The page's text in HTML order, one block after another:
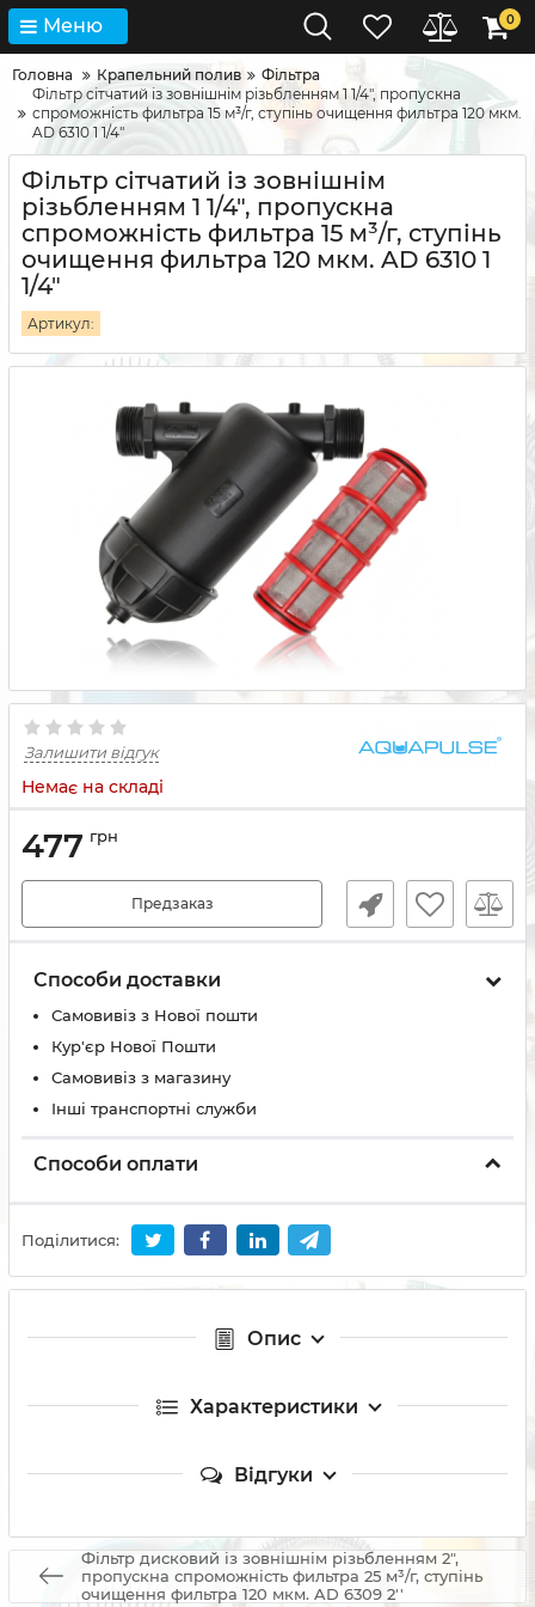
Меню 0
Головна Крапельний полив
Фільтра
Фільтр сітчатий із зовнішнім різьбленням 1 1/4", пропускна
спроможність фильтра 15 м³/г, ступінь очищення фильтра 120 мкм.
AD 6310 1 1/4"
Фільтр сітчатий із зовнішнім
різьбленням 1 1/4", пропускна
спроможність фильтра 15 м³/г, ступінь
очищення фильтра 120 мкм. AD 6310 1
1/4"
Артикул:
Залишити відгук
Немає на складі
477 грн
Предзаказ
Способи доставки
Самовивіз з Нової пошти
Кур'єр Нової Пошти
Самовивіз з магазину
Інші транспортні служби
Способи оплати
Поділитися:
Опис
Характеристики
Відгуки
Фільтр дисковий із зовнішнім різьбленням 2",
пропускна спроможність фильтра 25 м³/г, ступінь
очищення фильтра 120 мкм. AD 6309 2''